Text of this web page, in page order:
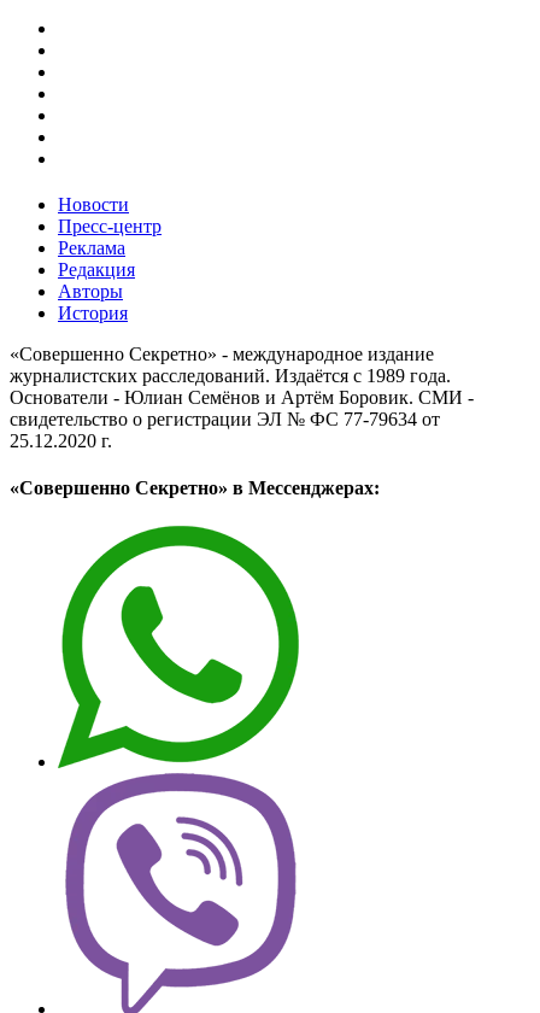
Новости
Пресс-центр
Реклама
Редакция
Авторы
История
«Совершенно Секретно» - международное издание
журналистских расследований. Издаётся с 1989 года.
Основатели - Юлиан Семёнов и Артём Боровик. CМИ -
свидетельство о регистрации ЭЛ № ФС 77-79634 от
25.12.2020 г.
«Совершенно Секретно» в Мессенджерах: